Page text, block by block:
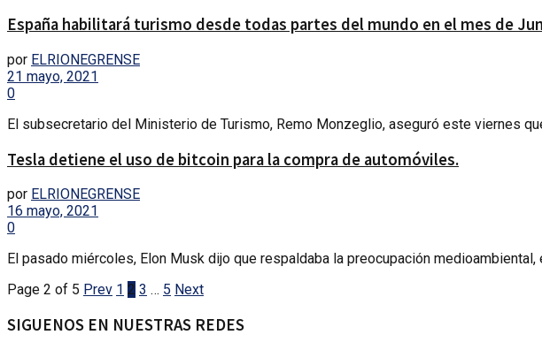
España habilitará turismo desde todas partes del mundo en el mes de
por ELRIONEGRENSE
21 mayo, 2021
0
El subsecretario del Ministerio de Turismo, Remo Monzeglio, aseguró este viernes
Tesla detiene el uso de bitcoin para la compra de automóviles.
por ELRIONEGRENSE
16 mayo, 2021
0
El pasado miércoles, Elon Musk dijo que respaldaba la preocupación
Page 2 of 5 Prev 1 2 3 … 5 Next
SIGUENOS EN NUESTRAS REDES